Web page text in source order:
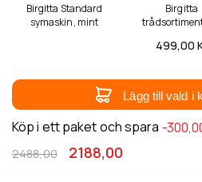
Birgitta Standard
symaskin, mint
Birgitta
499,00
Lägg till vald i
Köp i ett paket och spara -
2188,00
2488,00